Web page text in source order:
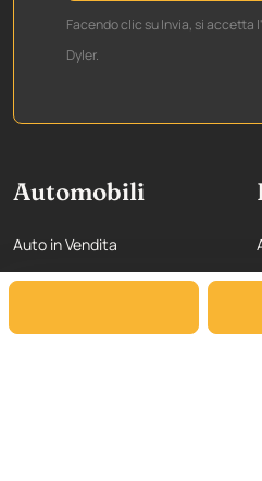
Facendo clic su Invia, si accetta
Dyler.
Automobili
Auto in Vendita
Marche e Modelli